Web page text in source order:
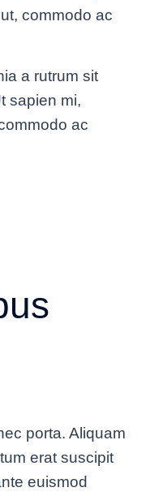
commodo ac
a rutrum sit
sapien mi,
ac
porta. Aliquam
erat suscipit
euismod